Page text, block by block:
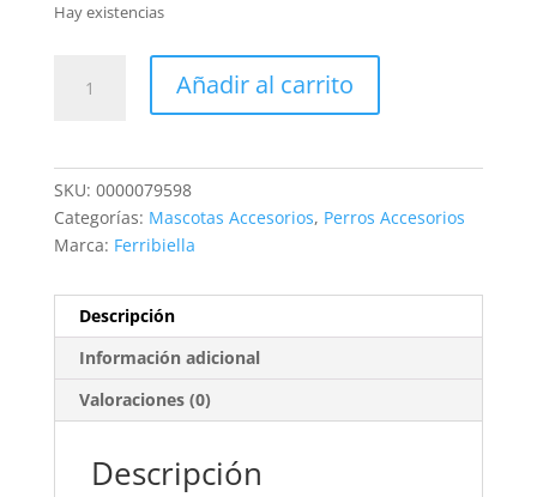
Hay existencias
CRUNCHY
Añadir al carrito
SKU: 0000079598
Categorías: Mascotas Accesorios, Perros Accesorios
Marca: Ferribiella
Descripción
Información adicional
Valoraciones (0)
Descripción